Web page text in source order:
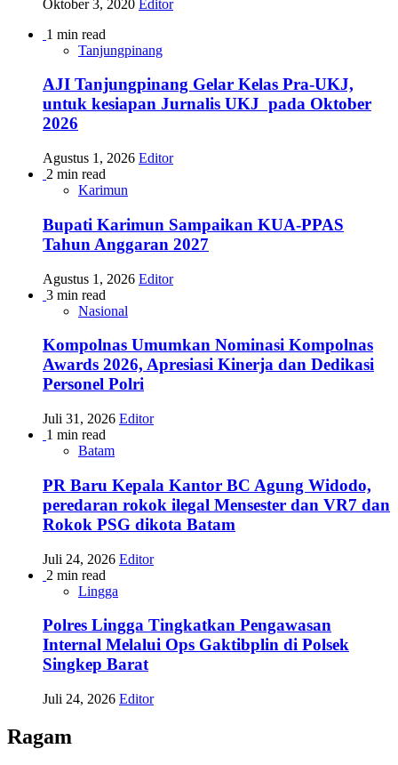
Oktober 3, 2020 Editor
1 min read
Tanjungpinang
AJI Tanjungpinang Gelar Kelas Pra-UKJ,
untuk kesiapan Jurnalis UKJ pada Oktober
2026
Agustus 1, 2026 Editor
2 min read
Karimun
Bupati Karimun Sampaikan KUA-PPAS
Tahun Anggaran 2027
Agustus 1, 2026 Editor
3 min read
Nasional
Kompolnas Umumkan Nominasi Kompolnas
Awards 2026, Apresiasi Kinerja dan Dedikasi
Personel Polri
Juli 31, 2026 Editor
1 min read
Batam
PR Baru Kepala Kantor BC Agung Widodo,
peredaran rokok ilegal Mensester dan VR7 dan
Rokok PSG dikota Batam
Juli 24, 2026 Editor
2 min read
Lingga
Polres Lingga Tingkatkan Pengawasan
Internal Melalui Ops Gaktibplin di Polsek
Singkep Barat
Juli 24, 2026 Editor
Ragam